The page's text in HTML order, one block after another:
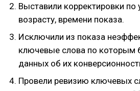
Выставили корректировки по
возрасту, времени показа.
Исключили из показа
ключевые слова по которым
данных об их
Провели ревизию ключевых